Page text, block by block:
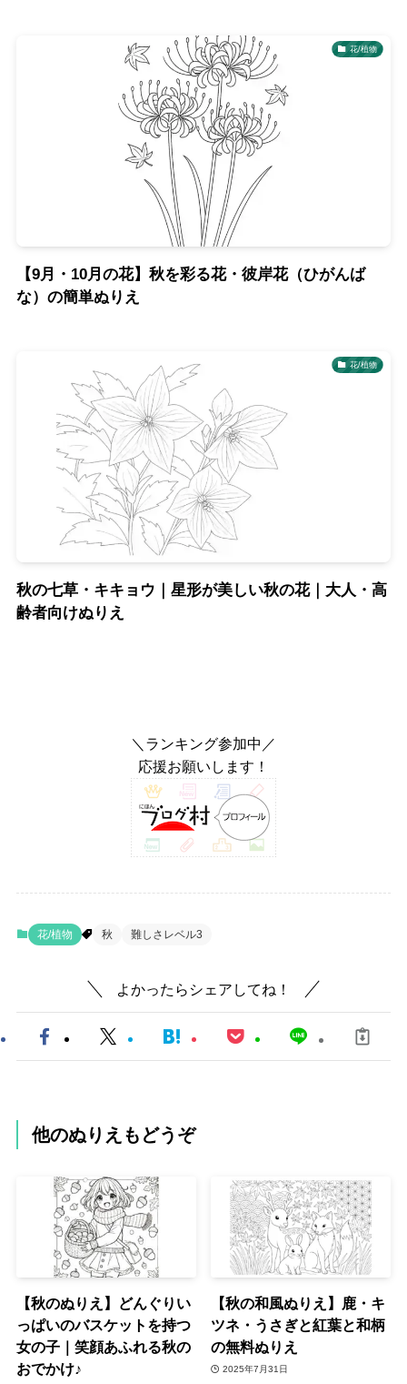
花/植物
【9月・10月の花】秋を彩る花・彼岸花（ひがんば
な）の簡単ぬりえ
花/植物
秋の七草・キキョウ｜星形が美しい秋の花｜大人・高
齢者向けぬりえ
＼ランキング参加中／
応援お願いします！
花/植物 秋 難しさレベル3
よかったらシェアしてね！
他のぬりえもどうぞ
【秋のぬりえ】どんぐりい
っぱいのバスケットを持つ
女の子｜笑顔あふれる秋の
おでかけ♪
【秋の和風ぬりえ】鹿・キ
ツネ・うさぎと紅葉と和柄
の無料ぬりえ
2025年7月31日